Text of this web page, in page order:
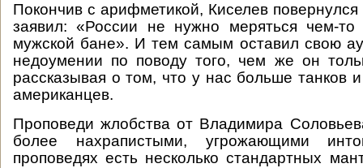
Покончив с арифметикой, Киселев
заявил: «России не нужно меряться чем-
мужской бане». И тем самым оставил свою
недоумении по поводу того, чем же он
рассказывая о том, что у нас больше танков
американцев.
Проповеди жлобства от Владимира
более нахрапистыми, угрожающими
проповедях есть несколько стандартных